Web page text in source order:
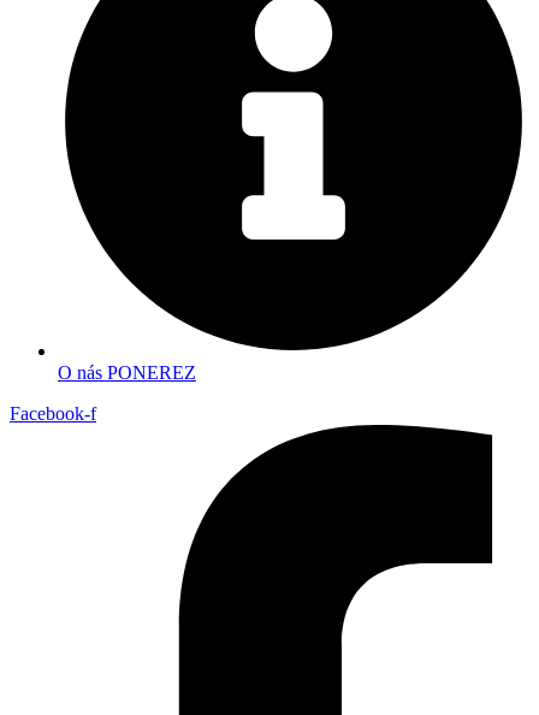
O nás PONEREZ
Facebook-f